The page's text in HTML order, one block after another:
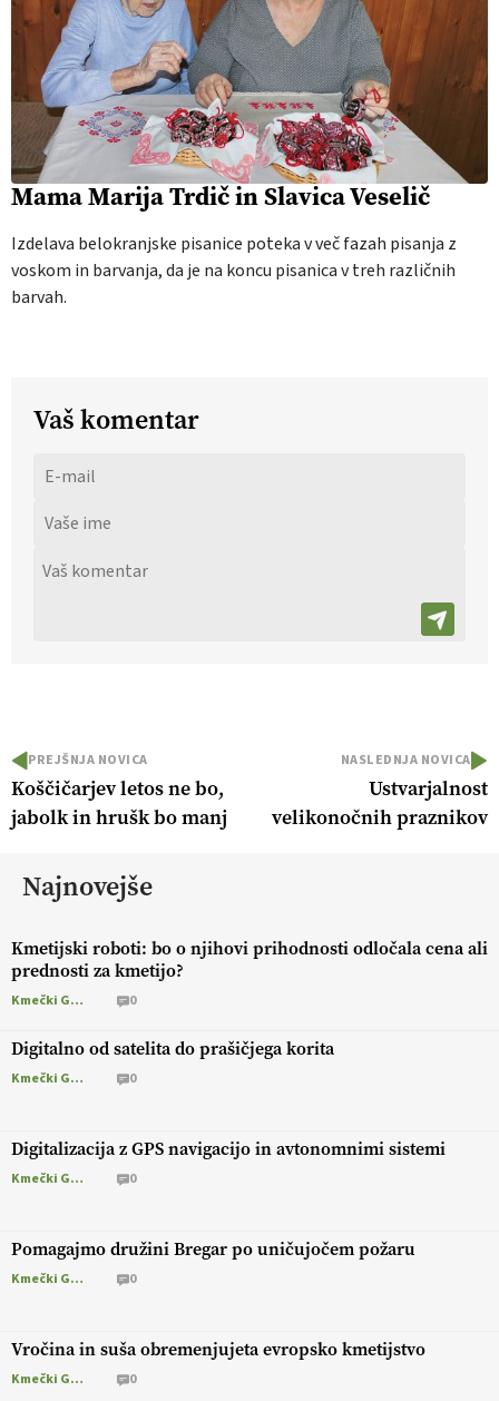
Mama Marija Trdič in Slavica Veselič
Izdelava belokranjske pisanice poteka v več fazah pisanja z
voskom in barvanja, da je na koncu pisanica v treh različnih
barvah.
Vaš komentar
PREJŠNJA NOVICA
Koščičarjev letos ne bo,
jabolk in hrušk bo manj
NASLEDNJA NOVICA
Ustvarjalnost
velikonočnih praznikov
Najnovejše
Kmetijski roboti: bo o njihovi prihodnosti odločala cena ali
prednosti za kmetijo?
Kmečki Glas 0
Digitalno od satelita do prašičjega korita
Kmečki Glas 0
Digitalizacija z GPS navigacijo in avtonomnimi sistemi
Kmečki Glas 0
Pomagajmo družini Bregar po uničujočem požaru
Kmečki Glas 0
Vročina in suša obremenjujeta evropsko kmetijstvo
Kmečki Glas 0